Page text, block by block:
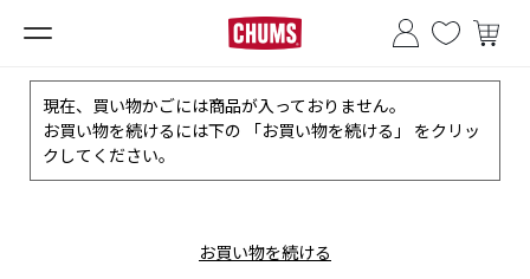
■夏季休業のお知らせ■
現在、買い物かごには商品が入っておりません。
お買い物を続けるには下の 「お買い物を続ける」 をクリッ
クしてください。
お買い物を続ける